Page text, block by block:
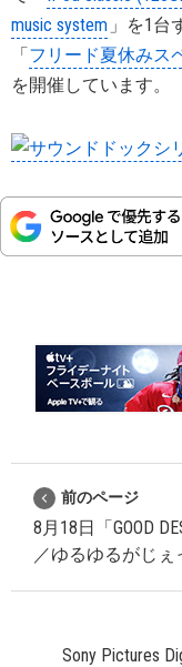
music system 」を1台
「フリード夏休みス
を開催しています。
前のページ
8月18日「GOOD
／ゆるゆるがじぇ
Sony Pictures